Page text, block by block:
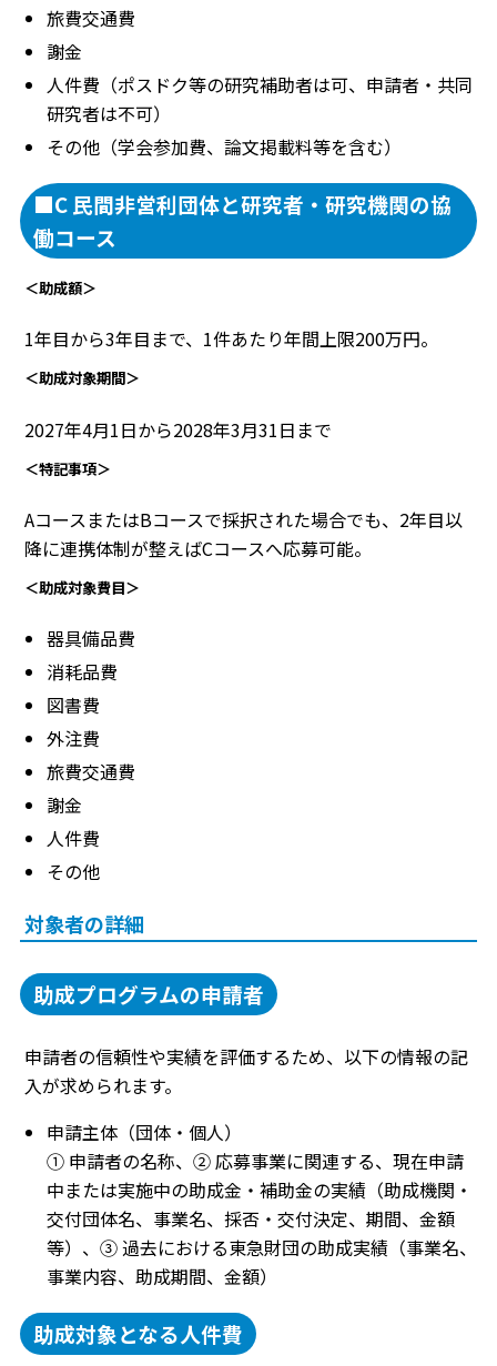
旅費交通費
謝金
人件費（ポスドク等の研究補助者は可、申請者・共同
研究者は不可）
その他（学会参加費、論文掲載料等を含む）
■C 民間非営利団体と研究者・研究機関の協
働コース
＜助成額＞
1年目から3年目まで、1件あたり年間上限200万円。
＜助成対象期間＞
2027年4月1日から2028年3月31日まで
＜特記事項＞
AコースまたはBコースで採択された場合でも、2年目以
降に連携体制が整えばCコースへ応募可能。
＜助成対象費目＞
器具備品費
消耗品費
図書費
外注費
旅費交通費
謝金
人件費
その他
対象者の詳細
助成プログラムの申請者
申請者の信頼性や実績を評価するため、以下の情報の記
入が求められます。
申請主体（団体・個人）
① 申請者の名称、② 応募事業に関連する、現在申請
中または実施中の助成金・補助金の実績（助成機関・
交付団体名、事業名、採否・交付決定、期間、金額
等）、③ 過去における東急財団の助成実績（事業名、
事業内容、助成期間、金額）
助成対象となる人件費